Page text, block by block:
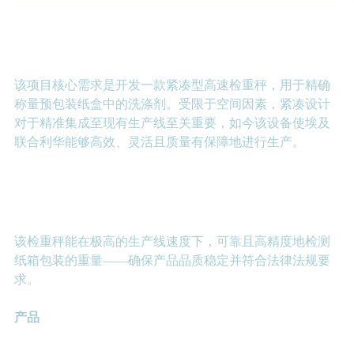
该项目核心需求是开发一款紧凑型高速检重秤，用于精确
称量预包装纸盒中的洗涤剂。受限于空间因素，紧凑设计
对于精准集成至现有生产线至关重要，如今该设备使埃及
联合利华能够高效、灵活且质量有保障地进行生产。
该检重秤能在极高的生产线速度下，可靠且高精度地检测
纸箱包装的重量——确保产品品质稳定并符合法律法规要
求。
产品